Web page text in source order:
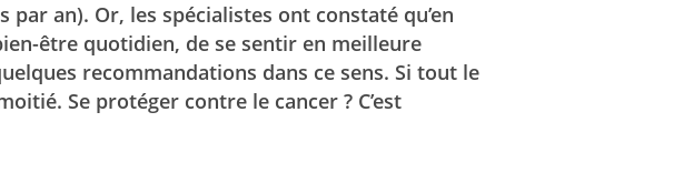
an). Or, les spécialistes ont constaté qu’en
être quotidien, de se sentir en meilleure
recommandations dans ce sens. Si tout le
Se protéger contre le cancer ? C’est